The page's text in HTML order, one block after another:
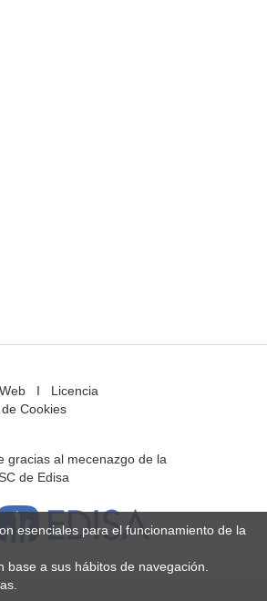
I Licencia
Cookies
gracias al mecenazgo de la
de Edisa
esenciales para el funcionamiento de la
a sus hábitos de navegación.